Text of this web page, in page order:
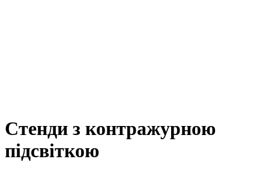
Стенди з контражурною
підсвіткою